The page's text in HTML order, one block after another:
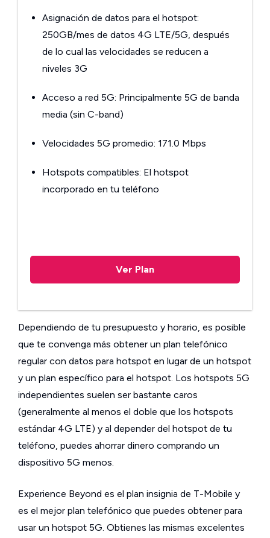
Asignación de datos para el hotspot:
250GB/mes de datos 4G LTE/5G, después
de lo cual las velocidades se reducen a
niveles 3G
Acceso a red 5G: Principalmente 5G de banda
media (sin C-band)
Velocidades 5G promedio: 171.0 Mbps
Hotspots compatibles: El hotspot
incorporado en tu teléfono
Ver Plan
Dependiendo de tu presupuesto y horario, es posible
que te convenga más obtener un plan telefónico
regular con datos para hotspot en lugar de un hotspot
y un plan específico para el hotspot. Los hotspots 5G
independientes suelen ser bastante caros
(generalmente al menos el doble que los hotspots
estándar 4G LTE) y al depender del hotspot de tu
teléfono, puedes ahorrar dinero comprando un
dispositivo 5G menos.
Experience Beyond es el plan insignia de T-Mobile y
es el mejor plan telefónico que puedes obtener para
usar un hotspot 5G. Obtienes las mismas excelentes